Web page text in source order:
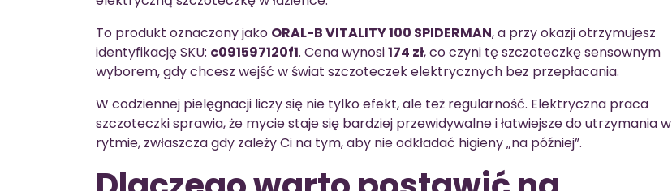
To produkt oznaczony jako ORAL-B VITALITY 100 SPIDERMAN, a przy okazji otrzymujesz
identyfikację SKU: c091597120f1. Cena wynosi174 zł, co czyni tę szczoteczkę sensownym
wyborem, gdy chcesz wejść w świat szczoteczek elektrycznych bez przepłacania.
W codziennej pielęgnacji liczy się nie tylko efekt, ale też regularność. Elektryczna praca
szczoteczki sprawia, że mycie staje się bardziej przewidywalne i łatwiejsze do utrzymania w
rytmie, zwłaszcza gdy zależy Ci na tym, aby nie odkładać higieny „na później”.